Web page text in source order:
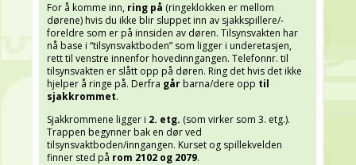
For å komme inn, ring på (ringeklokken er mellom
dørene) hvis du ikke blir sluppet inn av sjakkspillere/-
foreldre som er på innsiden av døren. Tilsynsvakten har
nå base i “tilsynsvaktboden” som ligger i underetasjen,
rett til venstre innenfor hovedinngangen. Telefonnr. til
tilsynsvakten er slått opp på døren. Ring det hvis det ikke
hjelper å ringe på. Derfra går barna/dere opp til
sjakkrommet.
Sjakkrommene ligger i 2. etg. (som virker som 3. etg.).
Trappen begynner bak en dør ved
tilsynsvaktboden/inngangen. Kurset og spillekvelden
finner sted på rom 2102 og 2079.